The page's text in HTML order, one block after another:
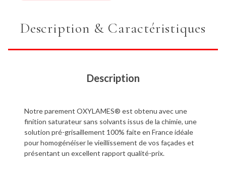
Description & Caractéristiques
Description
Notre parement OXYLAMES® est obtenu avec une
finition saturateur sans solvants issus de la chimie, une
solution pré-grisaillement 100% faite en France idéale
pour homogénéiser le vieillissement de vos façades et
présentant un excellent rapport qualité-prix.